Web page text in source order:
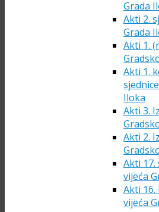
Grada
Akti 2.
Grada
Akti 1.
Akti 1.
Iloka
Akti 3.
Akti 2.
Akti
vijeća
Akti 16.
vijeća